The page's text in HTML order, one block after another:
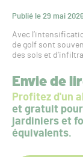
Publié le 29 mai
Avec
de golf sont
des sols et
Envie de
Profitez d'un
et gratuit
jardiniers et
équivalents.